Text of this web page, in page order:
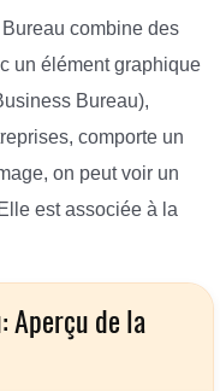
combine des
un élément graphique
Bureau),
comporte un
on peut voir un
est associée à la
Aperçu de la